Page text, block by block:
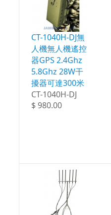
CT-1040H-DJ無
人機無人機遙控
器GPS 2.4Ghz
5.8Ghz 28W干
擾器可達300米
CT-1040H-DJ
$ 980.00